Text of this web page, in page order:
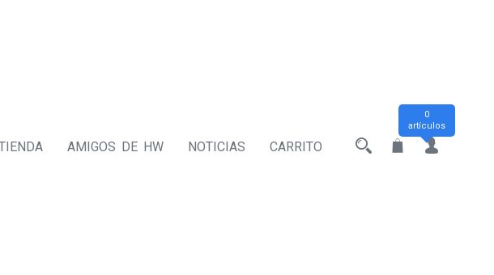
AMIGOS DE HW NOTICIAS CARRITO
0
artículos